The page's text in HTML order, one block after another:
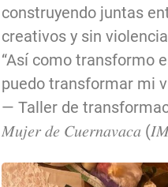
construyendo juntas
creativos y sin
“Así como transformo
puedo transformar mi
— Taller de
𝑀𝑢𝑗𝑒𝑟 𝑑𝑒 𝐶𝑢𝑒𝑟𝑛𝑎𝑣𝑎𝑐𝑎